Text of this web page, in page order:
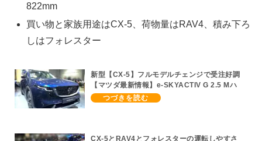
822mm
買い物と家族用途はCX-5、荷物量はRAV4、積み下ろ
しはフォレスター
新型【CX-5】フルモデルチェンジで受注好調
【マツダ最新情報】e-SKYACTIV G 2.5 Mハ
イブリッド/6AT搭載、マツダ製2.5L
CX-5とRAV4とフォレスターの運転しやすさ